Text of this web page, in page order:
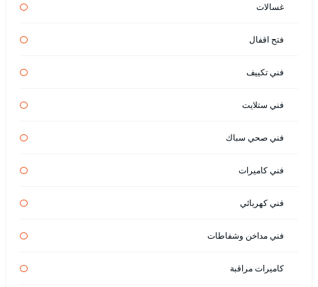
غسالات
فتح اقفال
فني تكييف
فني ستلايت
فني صحي سباك
فني كاميرات
فني كهربائي
فني مداخن وشفاطات
كاميرات مراقبة